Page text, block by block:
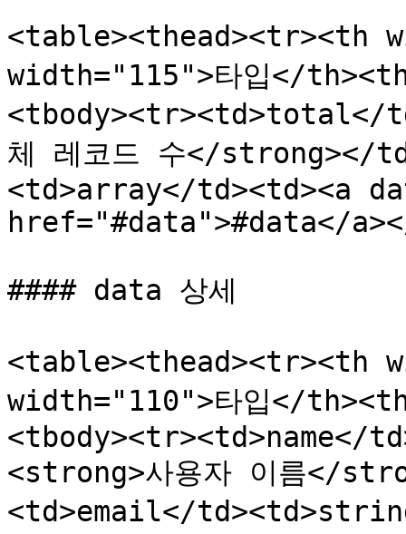
<table><thead><tr><th
width="115">타입</
<tbody><tr><td>total</
체 레코드 수</
<td>array</td><td><a
href="#data">#data</
#### data 상세
<table><thead><tr><th
width="110">타입</
<tbody><tr><td>name</
<strong>사용자 이름</
<td>email</